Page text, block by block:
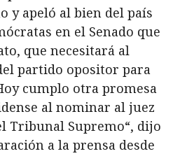
y apeló al bien del país
en el Senado que
que necesitará al
partido opositor para
cumplo otra promesa
al nominar al juez
Tribunal Supremo“, dijo
a la prensa desde